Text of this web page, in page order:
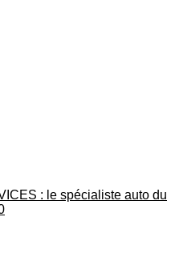
: le spécialiste auto du